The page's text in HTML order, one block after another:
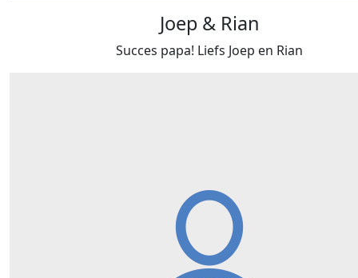
Joep & Rian
Succes papa! Liefs Joep en Rian